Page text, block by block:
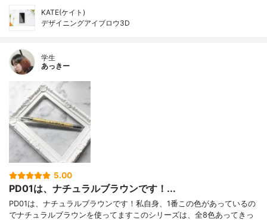
KATE(ケイト)
デザイニングアイブロウ3D
学生
あっきー
5.00
PD01は、ナチュラルブラウンです！...
PD01は、ナチュラルブラウンです！私自身、1番この色があっているの
でナチュラルブラウンを使ってますこのシリーズは、全8色あってきっ